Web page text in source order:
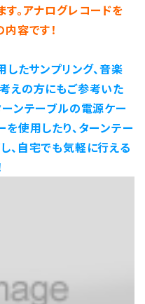
。アナログレコードを
容です！
たサンプリング、音楽
えの方にもご参考いた
ーンテーブルの電源ケー
使用したり、ターンテー
、自宅でも気軽に行える